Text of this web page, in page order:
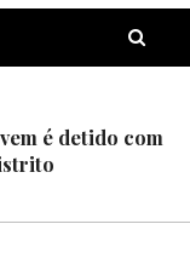
é detido com